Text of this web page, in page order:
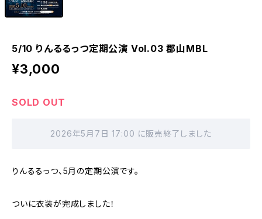
5/10 りんるるっつ定期公演 Vol.03 郡山MBL
¥3,000
SOLD OUT
2026年5月7日 17:00 に販売終了しました
りんるるっつ、5月の定期公演です。
ついに衣装が完成しました！